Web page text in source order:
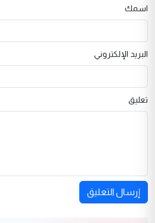
اسمك
البريد الإلكتروني
تعليق
إرسال التعليق